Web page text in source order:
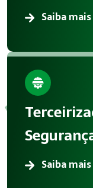
Saiba mais
Saiba mais